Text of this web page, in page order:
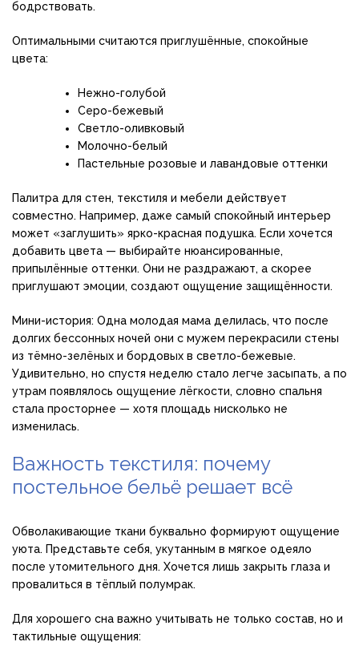
бодрствовать.
Оптимальными считаются приглушённые, спокойные
цвета:
Нежно-голубой
Серо-бежевый
Светло-оливковый
Молочно-белый
Пастельные розовые и лавандовые оттенки
Палитра для стен, текстиля и мебели действует
совместно. Например, даже самый спокойный интерьер
может «заглушить» ярко-красная подушка. Если хочется
добавить цвета — выбирайте нюансированные,
припылённые оттенки. Они не раздражают, а скорее
приглушают эмоции, создают ощущение защищённости.
Мини-история: Одна молодая мама делилась, что после
долгих бессонных ночей они с мужем перекрасили стены
из тёмно-зелёных и бордовых в светло-бежевые.
Удивительно, но спустя неделю стало легче засыпать, а по
утрам появлялось ощущение лёгкости, словно спальня
стала просторнее — хотя площадь нисколько не
изменилась.
Важность текстиля: почему
постельное бельё решает всё
Обволакивающие ткани буквально формируют ощущение
уюта. Представьте себя, укутанным в мягкое одеяло
после утомительного дня. Хочется лишь закрыть глаза и
провалиться в тёплый полумрак.
Для хорошего сна важно учитывать не только состав, но и
тактильные ощущения: